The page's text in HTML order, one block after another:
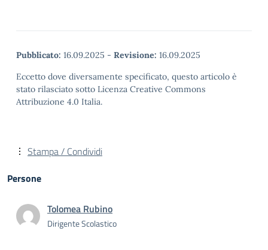
Pubblicato: 16.09.2025 - Revisione: 16.09.2025
Eccetto dove diversamente specificato, questo articolo è
stato rilasciato sotto Licenza Creative Commons
Attribuzione 4.0 Italia.
Stampa / Condividi
Persone
Tolomea Rubino
Dirigente Scolastico